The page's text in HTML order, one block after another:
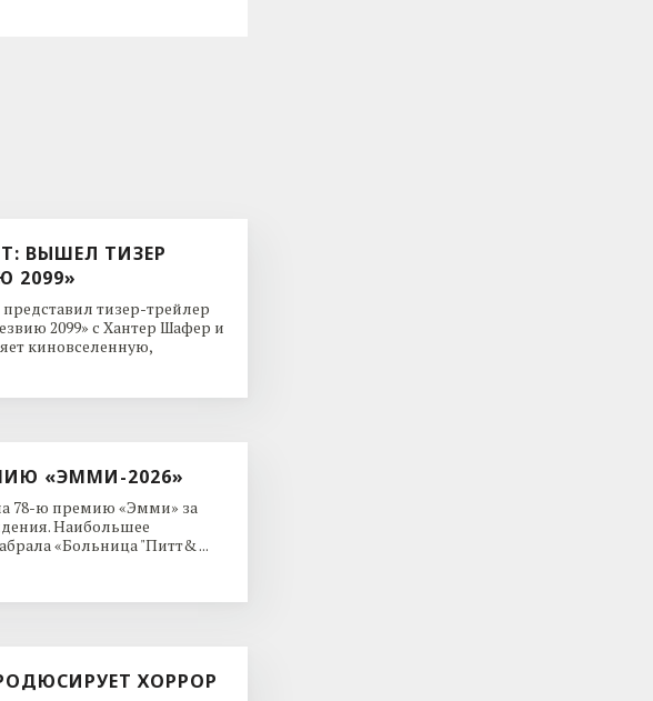
ВЫШЕЛ ТИЗЕР
2099»
тизер-трейлер
2099» с Хантер Шафер и
киновселенную,
«ЭММИ-2026»
78-ю премию «Эмми» за
Наибольшее
«Больница "Питт& ...
ХОРРОР